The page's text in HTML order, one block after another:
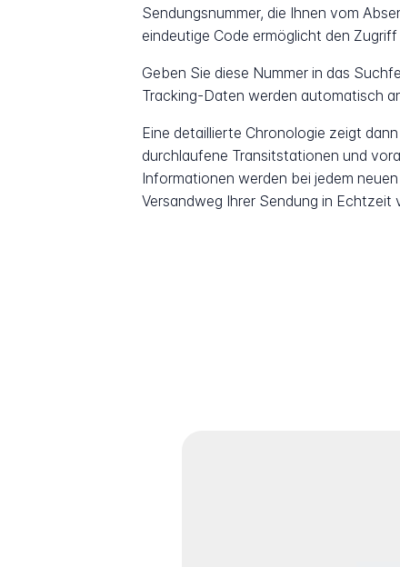
Sendungsnummer, die Ihnen vom
eindeutige Code ermöglicht den
Geben Sie diese Nummer in das
Tracking-Daten werden automatisch
Eine detaillierte Chronologie zeigt
durchlaufene Transitstationen und
Informationen werden bei jedem
Versandweg Ihrer Sendung in Echtzeit